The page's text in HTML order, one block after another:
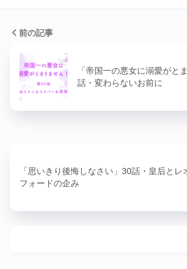
前の記事
「帝国一の悪女に溺愛がと
話・変わらないお前に
「思いきり後悔しなさい」30話・皇后とレ
フォードの企み